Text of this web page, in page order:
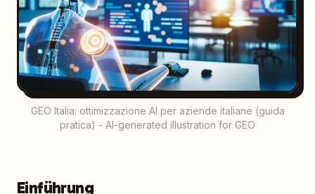
GEO Italia: ottimizzazione AI per aziende italiane (guida
pratica) - AI-generated illustration for GEO
Einführung